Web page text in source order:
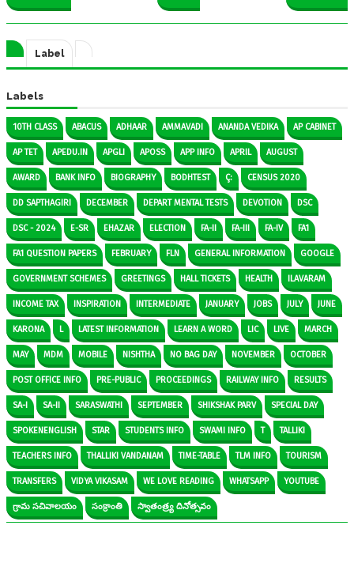
Label
Labels
10TH CLASS ABACUS ADHAAR AMMAVADI ANANDA VEDIKA AP CABINET
AP TET APEDU.IN APGLI APOSS APP INFO APRIL AUGUST
AWARD BANK INFO BIOGRAPHY BODHTEST Ç: CENSUS 2020
DD SAPTHAGIRI DECEMBER DEPART MENTAL TESTS DEVOTION DSC
DSC - 2024 E-SR EHAZAR ELECTION FA-II FA-III FA-IV FA1
FA1 QUESTION PAPERS FEBRUARY FLN GENERAL INFORMATION GOOGLE
GOVERNMENT SCHEMES GREETINGS HALL TICKETS HEALTH ILAVARAM
INCOME TAX INSPIRATION INTERMEDIATE JANUARY JOBS JULY JUNE
KARONA L LATEST INFORMATION LEARN A WORD LIC LIVE MARCH
MAY MDM MOBILE NISHTHA NO BAG DAY NOVEMBER OCTOBER
POST OFFICE INFO PRE-PUBLIC PROCEEDINGS RAILWAY INFO RESULTS
SA-I SA-II SARASWATHI SEPTEMBER SHIKSHAK PARV SPECIAL DAY
SPOKENENGLISH STAR STUDENTS INFO SWAMI INFO T TALLIKI
TEACHERS INFO THALLIKI VANDANAM TIME-TABLE TLM INFO TOURISM
TRANSFERS VIDYA VIKASAM WE LOVE READING WHATSAPP YOUTUBE
గ్రామ సచివాలయం సంక్రాంతి స్వాతంత్ర్య దినోత్సవం